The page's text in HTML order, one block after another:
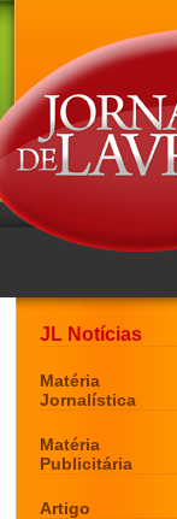
JL Notícias
Matéria
Jornalística
Matéria
Publicitária
Artigo